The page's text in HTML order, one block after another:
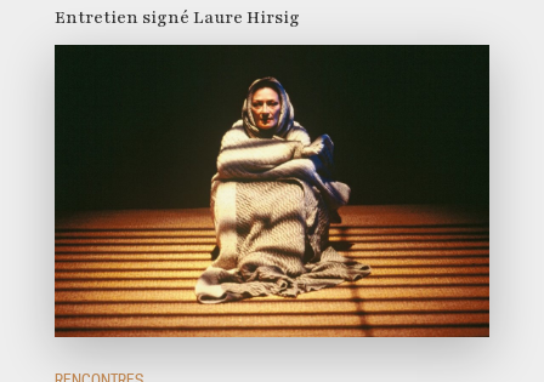
Entretien signé Laure Hirsig